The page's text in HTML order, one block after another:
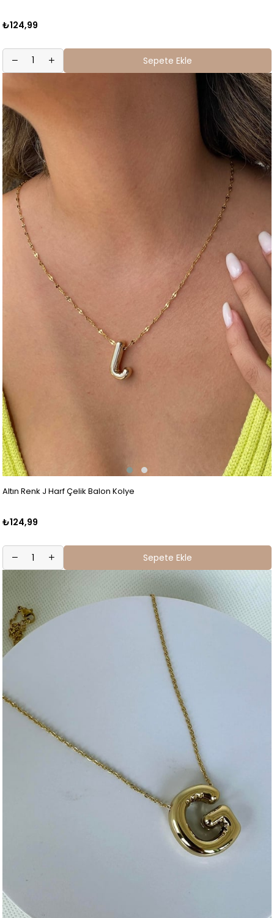
₺124,99
Sepete Ekle
Altın Renk J Harf Çelik Balon Kolye
₺124,99
Sepete Ekle